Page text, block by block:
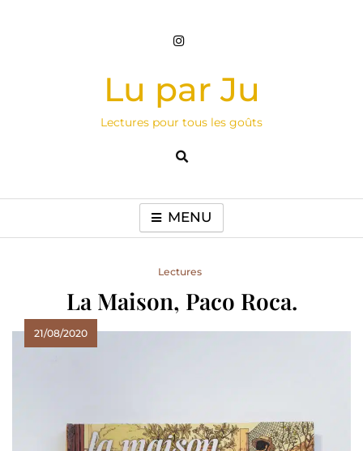
Lu par Ju
Lectures pour tous les goûts
MENU
Lectures
La Maison, Paco Roca.
21/08/2020